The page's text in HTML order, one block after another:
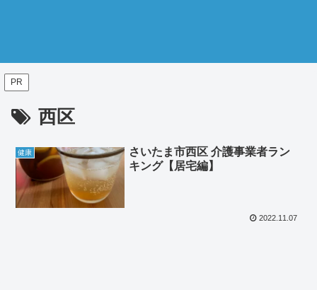
PR
西区
健康
さいたま市西区 介護事業者ラン
キング【居宅編】
2022.11.07